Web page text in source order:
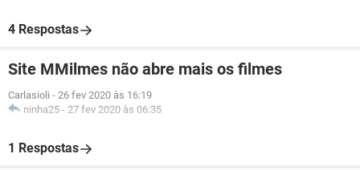
4 Respostas
Site MMilmes não abre mais os filmes
Carlasioli - 26 fev 2020 às 16:19
ninha25 - 27 fev 2020 às 06:35
1 Respostas